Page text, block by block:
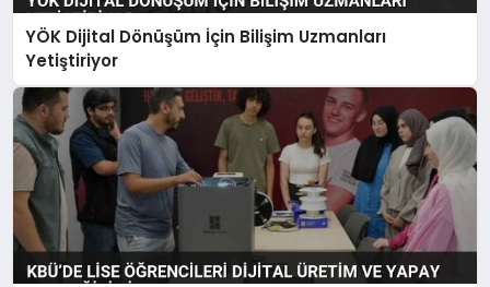
YÖK Dijital Dönüşüm İçin Bilişim Uzmanları
Yetiştiriyor